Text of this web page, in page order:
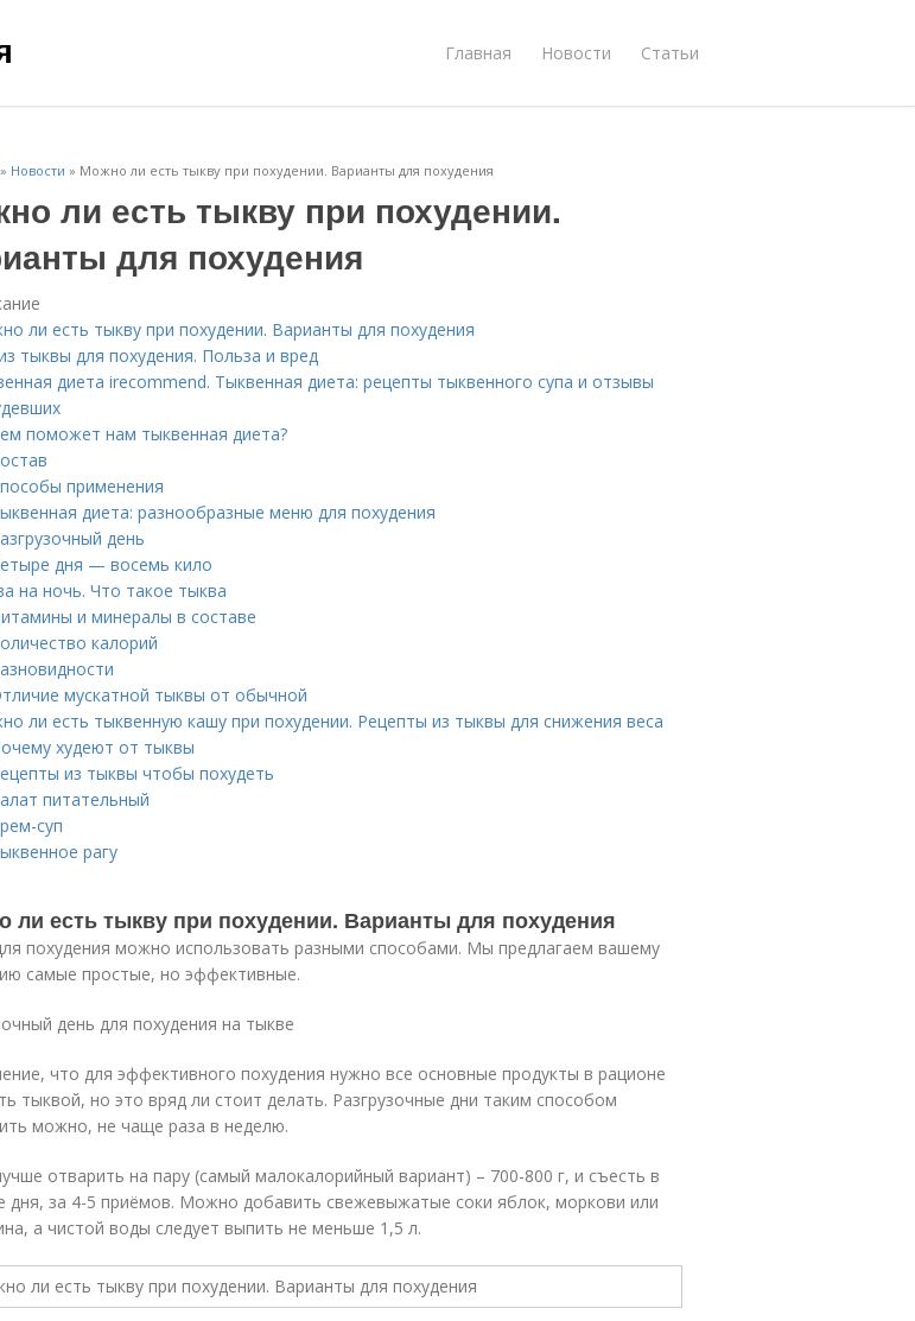
Главная Новости Статьи
» Новости » Можно ли есть тыкву при похудении. Варианты для похудения
ли есть тыкву при похудении.
для похудения
ли есть тыкву при похудении. Варианты для похудения
тыквы для похудения. Польза и вред
диета irecommend. Тыквенная диета: рецепты тыквенного супа и отзывы
поможет нам тыквенная диета?
применения
диета: разнообразные меню для похудения
день
дня — восемь кило
на ночь. Что такое тыква
и минералы в составе
калорий
мускатной тыквы от обычной
ли есть тыквенную кашу при похудении. Рецепты из тыквы для снижения веса
худеют от тыквы
из тыквы чтобы похудеть
питательный
суп
рагу
ли есть тыкву при похудении. Варианты для похудения
похудения можно использовать разными способами. Мы предлагаем вашему
самые простые, но эффективные.
день для похудения на тыкве
что для эффективного похудения нужно все основные продукты в рационе
тыквой, но это вряд ли стоит делать. Разгрузочные дни таким способом
можно, не чаще раза в неделю.
отварить на пару (самый малокалорийный вариант) – 700-800 г, и съесть в
дня, за 4-5 приёмов. Можно добавить свежевыжатые соки яблок, моркови или
а чистой воды следует выпить не меньше 1,5 л.